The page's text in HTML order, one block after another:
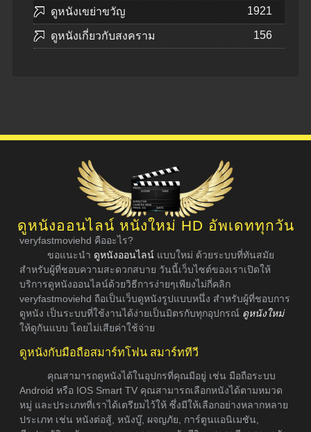
ดูหนังเขย่าขวัญ 1921
ดูหนังเกี่ยวกับสงคราม 156
ดูหนังออนไลน์ หนังใหม่ HD อัพเดททุกวัน
veryfastmoviehd คืออะไร?
ขอแนะนำ ดูหนังออนไลน์ แบบใหม่ ด้วยระบบที่ทันสมัย
สำหรับผู้ที่ชอบความสะดวกสบาย วันนี้เว็บไซต์ของเราเปิดให้
บริการดูหนังออนไลน์ด้วยวิธีการง่ายๆเพียงไม่กี่คลิก
veryfastmoviehd ถือเป็นเว็บดูหนังรูปแบบหนึ่ง สำหรับผู้ที่ชอบการ
ดูหนัง เป็นระบบที่ใช้งานได้ง่ายเป็นมิตรกับทุกอุปกรณ์ ดูหนังใหม่
ให้ดูกันแบบ โดยไม่เสียค่าใช้จ่าย
ดูหนังกับมือถือสมาร์ทโฟน สมาร์ททีวี
คุณสามารถดูหนังได้ในอุปกรที่คุณมีอยู่ เช่น มือถือระบบ
Android หรือ IOS Smart TV คุณสามารถเลือกหนังได้ตามหมวด
หมู่ และประเภทที่เราได้เตรียมไว้ให้ ซึ่งมีให้เลือกอย่างหลากหลาย
ประเภท เช่น หนังต่อสู้, หนังบู๊, ผจญภัย, การ์ตูนแอนิเมชัน,